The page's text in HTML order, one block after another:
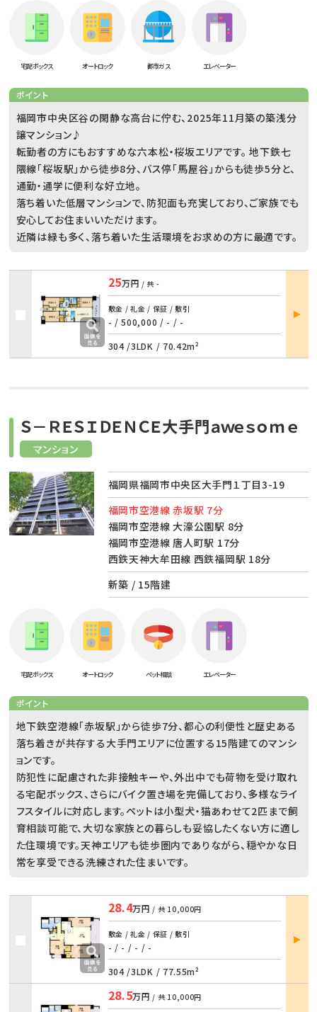
宅配ボックス オートロック 都市ガス エレベーター
ポイント
福岡市中央区谷の閑静な高台に佇む、2025年11月築の築浅分
譲マンション♪
転勤者の方にもおすすめな六本松・桜坂エリアです。 地下鉄七
隈線「桜坂駅」から徒歩8分、バス停「馬屋谷」からも徒歩5分と、
通勤・通学に便利な好立地。
落ち着いた低層マンションで、防犯面も充実しており、ご家族でも
安心してお住まいいただけます。
近隣は緑も多く、落ち着いた生活環境をお求めの方に最適です。
25万円 / 共 -
敷金 / 礼金 / 保証 / 敷引
- / 500,000 / - / -
304 /3LDK / 70.42m²
部屋
詳細
マンション
Ｓ－ＲＥＳＩＤＥＮＣＥ大手門ａｗｅｓｏｍｅ
福岡県福岡市中央区大手門１丁目3-19
福岡市空港線 赤坂駅 7分
福岡市空港線 大濠公園駅 8分
福岡市空港線 唐人町駅 17分
西鉄天神大牟田線 西鉄福岡駅 18分
新築 / 15階建
宅配ボックス オートロック ペット相談 エレベーター
ポイント
地下鉄空港線「赤坂駅」から徒歩7分、都心の利便性と歴史ある
落ち着きが共存する大手門エリアに位置する15階建てのマンシ
ョンです。
防犯性に配慮された非接触キーや、外出中でも荷物を受け取れ
る宅配ボックス、さらにバイク置き場を完備しており、多様なライ
フスタイルに対応します。ペットは小型犬・猫あわせて2匹まで飼
育相談可能で、大切な家族との暮らしも妥協したくない方に適し
た住環境です。天神エリアも徒歩圏内でありながら、穏やかな日
常を享受できる洗練された住まいです。
28.4万円 / 共 10,000円
敷金 / 礼金 / 保証 / 敷引
- / - / - / -
304 /3LDK / 77.55m²
部屋
詳細
28.5万円 / 共 10,000円